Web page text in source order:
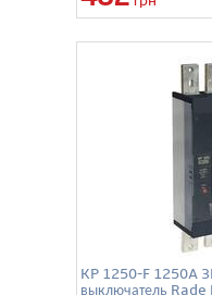
KP 1250-F 1250A
выключатель